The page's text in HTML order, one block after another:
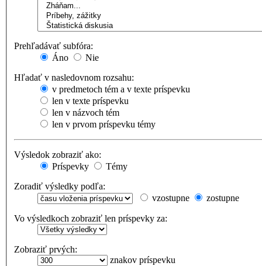
Prehľadávať subfóra:
Áno
Nie
Hľadať v nasledovnom rozsahu:
v predmetoch tém a v texte príspevku
len v texte príspevku
len v názvoch tém
len v prvom príspevku témy
Výsledok zobraziť ako:
Príspevky
Témy
Zoradiť výsledky podľa:
vzostupne
zostupne
Vo výsledkoch zobraziť len príspevky za:
Zobraziť prvých:
znakov príspevku